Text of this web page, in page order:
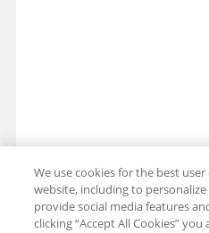
We use cookies for the best
website, including to
provide social media features
clicking “Accept All Cookies”